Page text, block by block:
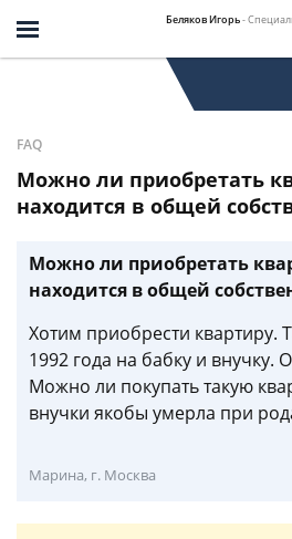
Беляков Игорь-
FAQ
Можно ли приобретать
находится в общей
Можно ли приобретать
находится в общей
Хотим приобрести квартиру.
1992 года на бабку и внучку.
Можно ли покупать такую
внучки якобы умерла при
Марина, г. Москва